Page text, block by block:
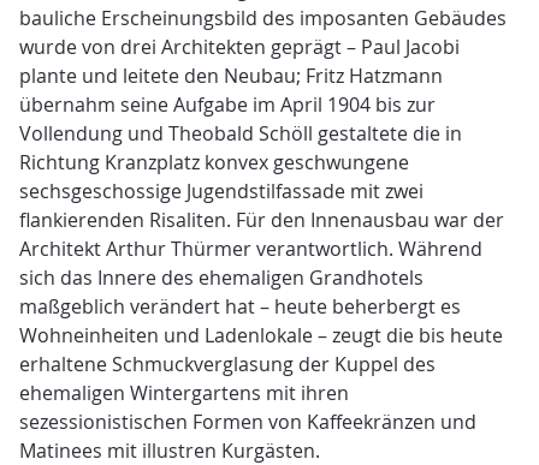
bauliche Erscheinungsbild des imposanten Gebäudes
wurde von drei Architekten geprägt – Paul Jacobi
plante und leitete den Neubau; Fritz Hatzmann
übernahm seine Aufgabe im April 1904 bis zur
Vollendung und Theobald Schöll gestaltete die in
Richtung Kranzplatz konvex geschwungene
sechsgeschossige Jugendstilfassade mit zwei
flankierenden Risaliten. Für den Innenausbau war der
Architekt Arthur Thürmer verantwortlich. Während
sich das Innere des ehemaligen Grandhotels
maßgeblich verändert hat – heute beherbergt es
Wohneinheiten und Ladenlokale – zeugt die bis heute
erhaltene Schmuckverglasung der Kuppel des
ehemaligen Wintergartens mit ihren
sezessionistischen Formen von Kaffeekränzen und
Matinees mit illustren Kurgästen.